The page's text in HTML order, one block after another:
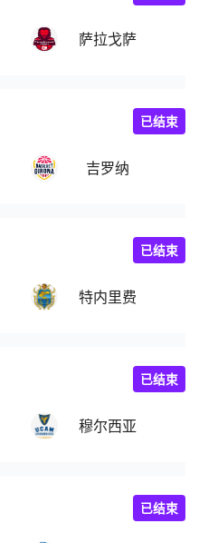
萨拉戈萨
吉罗纳
已结束
特内里费
已结束
穆尔西亚
已结束
已结束